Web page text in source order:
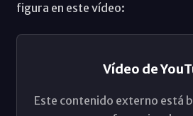
figura en este vídeo:
Vídeo de
Este contenido externo está